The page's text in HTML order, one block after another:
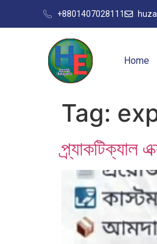
+8801407028111
Home
Tag:
প্র্যাকটিক্যাল